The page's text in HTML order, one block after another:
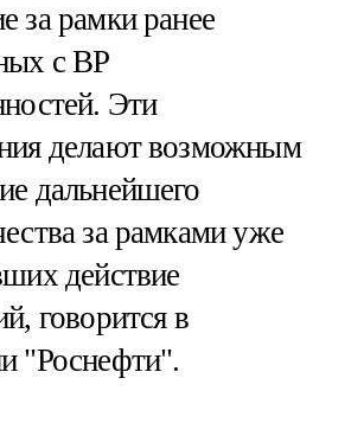
за рамки ранее
с ВР
Эти
делают возможным
дальнейшего
за рамками уже
действие
говорится в
"Роснефти".